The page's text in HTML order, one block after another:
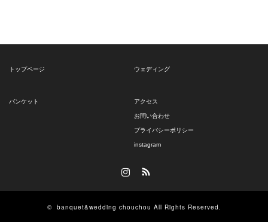
トップページ ウェディング
バンケット アクセス
お問い合わせ
プライバシーポリシー
instagram
© banquet&wedding chouchou All Rights Reserved.